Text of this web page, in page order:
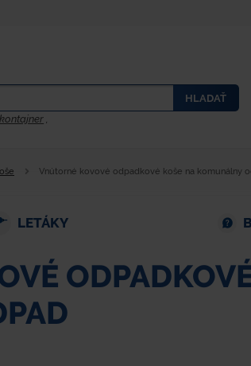
HLADAŤ
kontajner ,
Vnútorné kovové odpadkové koše na komunálny
LETÁKY